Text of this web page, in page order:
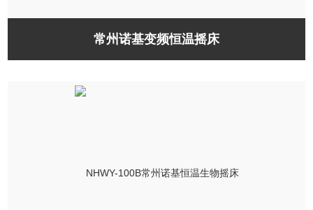
常州诺基变频恒温摇床